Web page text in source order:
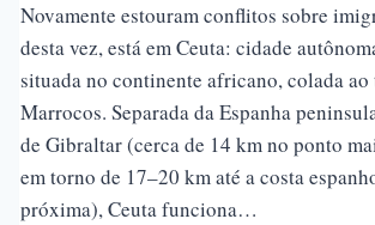
Novamente estouram conflitos sobre
desta vez, está em Ceuta: cidade
situada no continente africano, colada
Marrocos. Separada da Espanha
de Gibraltar (cerca de 14 km no ponto
em torno de 17–20 km até a costa
próxima), Ceuta funciona…